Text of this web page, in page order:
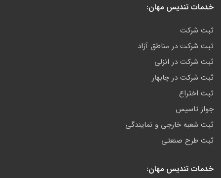
خدمات تندیس مهان:
ثبت شرکت
ثبت شرکت در مناطق آزاد
ثبت شرکت در انزلی
ثبت شرکت در چابهار
ثبت اختراع
جواز تاسیس
ثبت شعبه خارجی و نمایندگی
ثبت طرح صنعتی
خدمات تندیس مهان: